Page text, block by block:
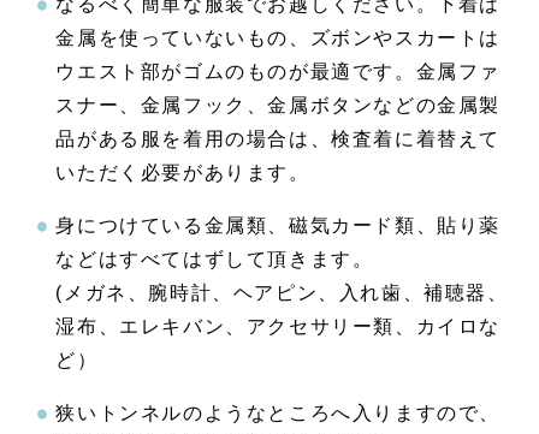
金属を使っていないもの、ズボンやスカートは
ウエスト部がゴムのものが最適です。金属ファ
スナー、金属フック、金属ボタンなどの金属製
品がある服を着用の場合は、検査着に着替えて
いただく必要があります。
身につけている金属類、磁気カード類、貼り薬
などはすべてはずして頂きます。
(メガネ、腕時計、ヘアピン、入れ歯、補聴器、
湿布、エレキバン、アクセサリー類、カイロな
ど）
狭いトンネルのようなところへ入りますので、